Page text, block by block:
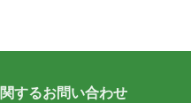
関するお問い合わせ